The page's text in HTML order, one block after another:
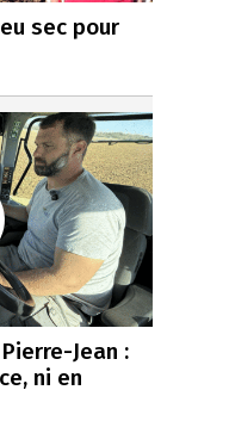
sec pour
Jean :
ni en